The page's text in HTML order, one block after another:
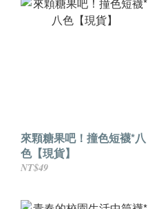
來顆糖果吧！撞色短襪*八
色【現貨】
NT$49